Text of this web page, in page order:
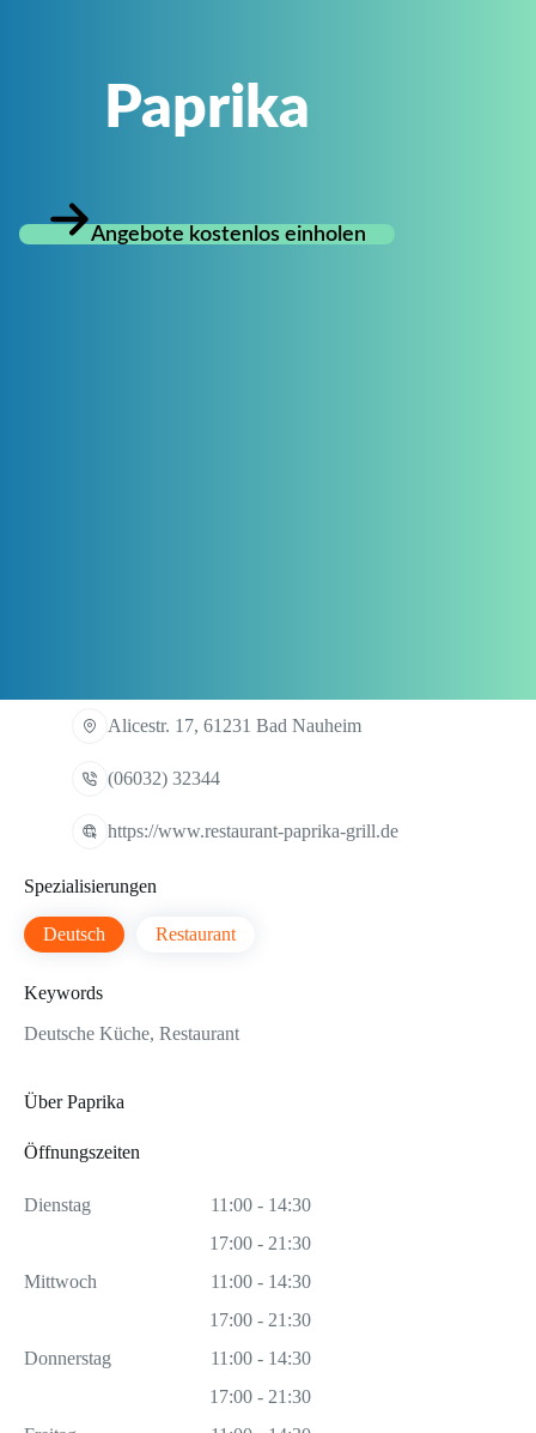
Paprika
Angebote kostenlos einholen
Alicestr. 17, 61231 Bad Nauheim
(06032) 32344
https://www.restaurant-paprika-grill.de
Spezialisierungen
Deutsch Restaurant
Keywords
Deutsche Küche, Restaurant
Über Paprika
Öffnungszeiten
Dienstag
11:00 - 14:30
17:00 - 21:30
Mittwoch
11:00 - 14:30
17:00 - 21:30
Donnerstag
11:00 - 14:30
17:00 - 21:30